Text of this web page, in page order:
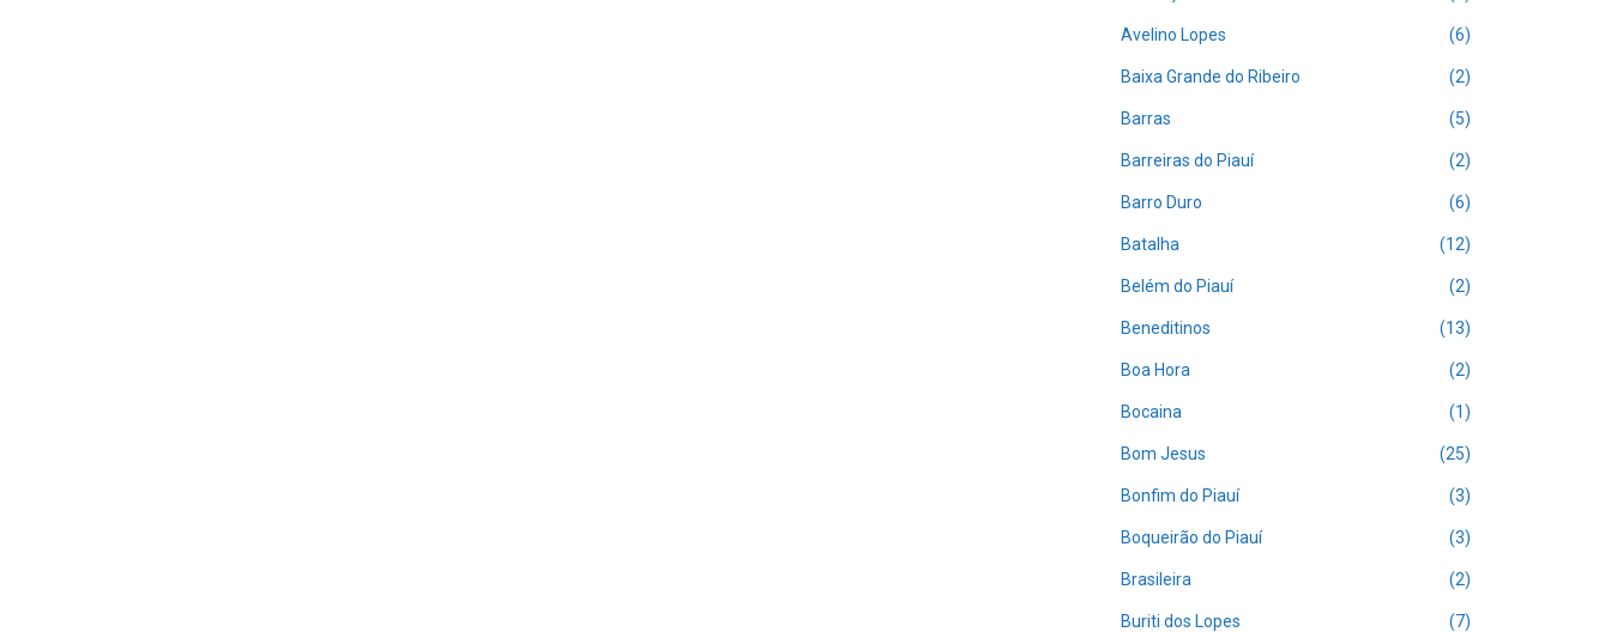
Avelino Lopes (6)
Baixa Grande do Ribeiro (2)
Barras (5)
Barreiras do Piauí (2)
Barro Duro (6)
Batalha (12)
Belém do Piauí (2)
Beneditinos (13)
Boa Hora (2)
Bocaina (1)
Bom Jesus (25)
Bonfim do Piauí (3)
Boqueirão do Piauí (3)
Brasileira (2)
Buriti dos Lopes (7)